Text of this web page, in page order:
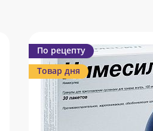
По рецепту
Товар дня